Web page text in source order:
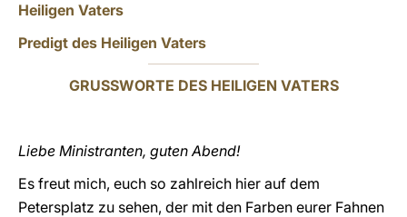
Heiligen Vaters
Predigt des Heiligen Vaters
GRUSSWORTE DES HEILIGEN VATERS
Liebe Ministranten, guten Abend!
Es freut mich, euch so zahlreich hier auf dem
Petersplatz zu sehen, der mit den Farben eurer Fahnen